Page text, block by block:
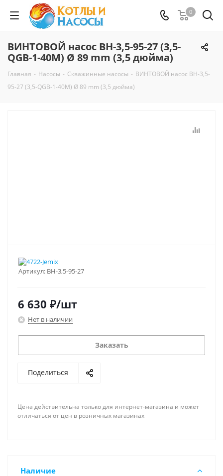
0
ВИНТОВОЙ насос ВН-3,5-95-27 (3,5-
QGB-1-40M) Ø 89 mm (3,5 дюйма)
Главная - Насосы - Скважинные насосы - ВИНТОВОЙ насос ВН-3,5-
95-27 (3,5-QGB-1-40M) Ø 89 mm (3,5 дюйма)
Артикул: ВН-3,5-95-27
6 630 ₽/шт
Нет в наличии
Заказать
Поделиться
Цена действительна только для интернет-магазина и может
отличаться от цен в розничных магазинах
Наличие